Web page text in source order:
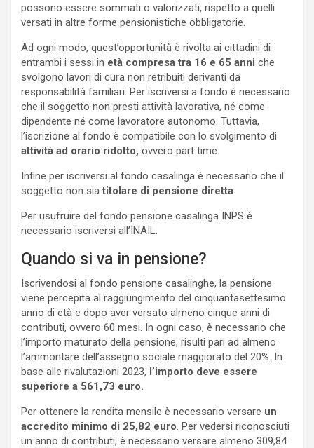
possono essere sommati o valorizzati, rispetto a quelli
versati in altre forme pensionistiche obbligatorie.
Ad ogni modo, quest’opportunità è rivolta ai cittadini di
entrambi i sessi in età compresa tra 16 e 65 anni che
svolgono lavori di cura non retribuiti derivanti da
responsabilità familiari. Per iscriversi a fondo è necessario
che il soggetto non presti attività lavorativa, né come
dipendente né come lavoratore autonomo. Tuttavia,
l’iscrizione al fondo è compatibile con lo svolgimento di
attività ad orario ridotto, ovvero part time.
Infine per iscriversi al fondo casalinga è necessario che il
soggetto non siatitolare di pensione diretta
Per usufruire del fondo pensione casalinga INPS è
necessario iscriversi all’INAIL.
Quando si va in pensione?
Iscrivendosi al fondo pensione casalinghe, la pensione
viene percepita al raggiungimento del cinquantasettesimo
anno di età e dopo aver versato almeno cinque anni di
contributi, ovvero 60 mesi. In ogni caso, è necessario che
l’importo maturato della pensione, risulti pari ad almeno
l’ammontare dell’assegno sociale maggiorato del 20%. In
base alle rivalutazioni 2023, l’importo deve essere
superiore a 561,73 euro.
Per ottenere la rendita mensile è necessario versare un
accredito minimo di 25,82 euro . Per vedersi riconosciuti
un anno di contributi, è necessario versare almeno 309,84